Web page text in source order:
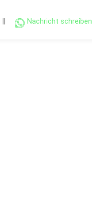
Nachricht schreiben